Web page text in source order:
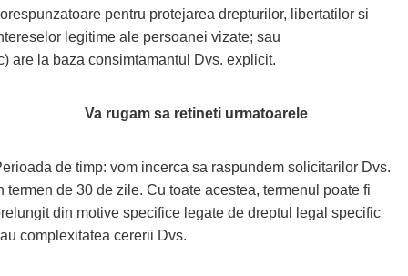
pentru protejarea drepturilor, libertatilor si
legitime ale persoanei vizate; sau
are la baza consimtamantul Dvs. explicit.
Va rugam sa retineti urmatoarele
de timp: vom incerca sa raspundem solicitarilor Dvs.
termen de 30 de zile. Cu toate acestea, termenul poate fi
din motive specifice legate de dreptul legal specific
complexitatea cererii Dvs.